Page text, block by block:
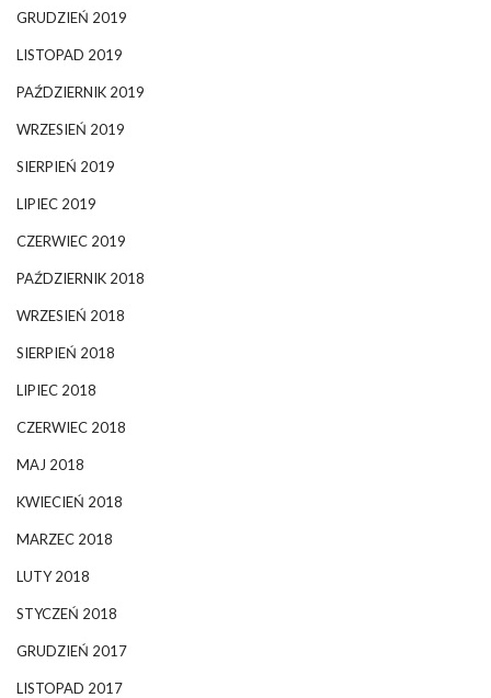
GRUDZIEŃ 2019
LISTOPAD 2019
PAŹDZIERNIK 2019
WRZESIEŃ 2019
SIERPIEŃ 2019
LIPIEC 2019
CZERWIEC 2019
PAŹDZIERNIK 2018
WRZESIEŃ 2018
SIERPIEŃ 2018
LIPIEC 2018
CZERWIEC 2018
MAJ 2018
KWIECIEŃ 2018
MARZEC 2018
LUTY 2018
STYCZEŃ 2018
GRUDZIEŃ 2017
LISTOPAD 2017